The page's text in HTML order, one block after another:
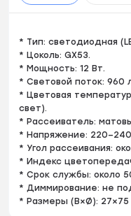
* Тип: светодиодная
* Цоколь: GX53.
* Мощность: 12 Вт.
* Световой поток: 960
* Цветовая
свет).
* Рассеиватель:
* Напряжение:
* Угол рассеивания:
* Индекс
* Срок службы: около
* Диммирование: не
* Размеры (В×Ø): 27×75